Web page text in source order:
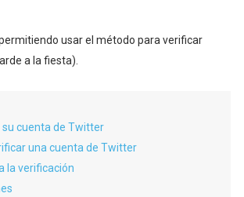
usar el método para verificar
a la fiesta).
cuenta de Twitter
una cuenta de Twitter
la verificación